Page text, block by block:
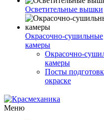
Осветительные вышки
Окрасочно-сушильные
камеры
Окрасочно-
камеры
Посты
окраске
Меню